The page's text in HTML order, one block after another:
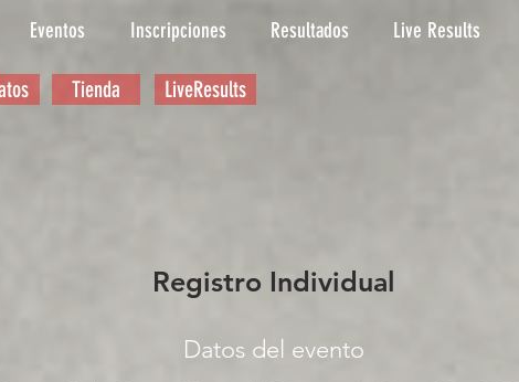
Eventos Inscripciones Resultados Live Results
Tienda LiveResults
Registro Individual
Datos del evento